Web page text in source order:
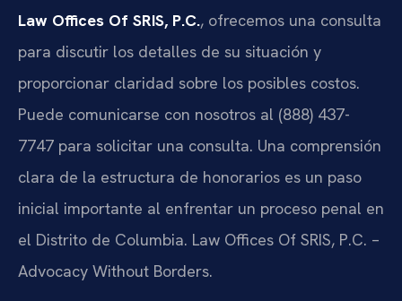
Law Offices Of SRIS, P.C., ofrecemos una consulta
para discutir los detalles de su situación y
proporcionar claridad sobre los posibles costos.
Puede comunicarse con nosotros al (888) 437-
7747 para solicitar una consulta. Una comprensión
clara de la estructura de honorarios es un paso
inicial importante al enfrentar un proceso penal en
el Distrito de Columbia. Law Offices Of SRIS, P.C. –
Advocacy Without Borders.